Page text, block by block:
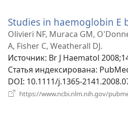
Studies in haemoglobin E
Olivieri NF, Muraca GM,
A, Fisher C, Weatherall DJ.
Источник‎: Br J Haematol
Статья индексирована‎:
DOI‎: 10.1111/j.1365-
https://www.ncbi.nlm.nih.gov/